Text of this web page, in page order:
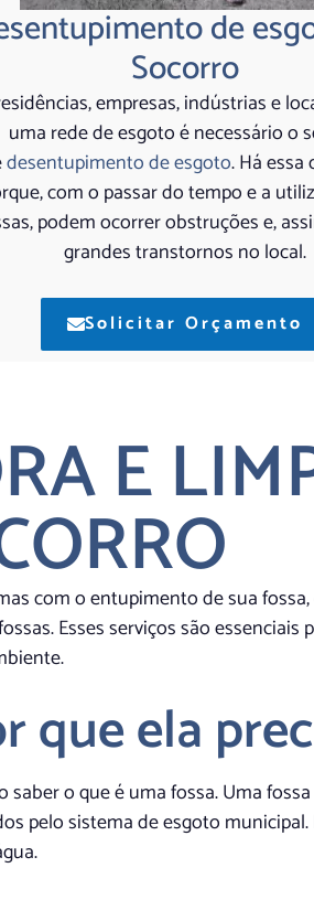
de
Socorro
empresas, indústrias e
uma rede de esgoto é necessário o
desentupimento de esgoto. Há
com o passar do tempo e a
podem ocorrer obstruções e,
grandes transtornos no local.
Solicitar Orçamento
E
com o entupimento de sua
Esses serviços são
que ela
o que é uma fossa. Uma
pelo sistema de esgoto